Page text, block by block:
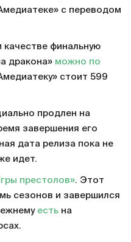
с переводом
финальную
дракона» можно по
стоит 599
продлен на
завершения его
дата релиза пока не
идет.
престолов». Этот
сезонов и завершился
есть на